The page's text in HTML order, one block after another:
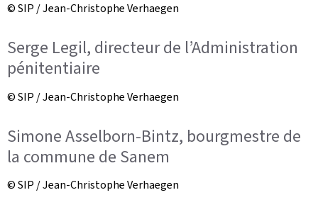
© SIP / Jean-Christophe Verhaegen
Serge Legil, directeur de l’Administration
pénitentiaire
© SIP / Jean-Christophe Verhaegen
Simone Asselborn-Bintz, bourgmestre de
la commune de Sanem
© SIP / Jean-Christophe Verhaegen